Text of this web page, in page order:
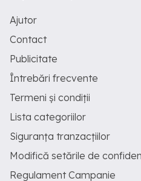
Ajutor
Contact
Publicitate
Întrebări frecvente
Termeni și condiții
Lista categoriilor
Siguranța tranzacțiilor
Modifică setările de
Regulament Campanie